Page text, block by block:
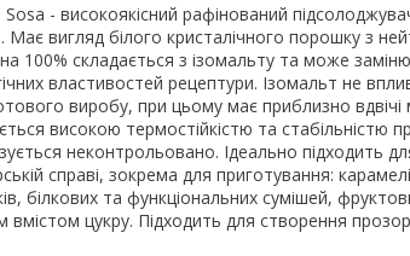
Sosa - високоякісний рафінований
Має вигляд білого кристалічного порошку з
100% складається з ізомальту та може
властивостей рецептури. Ізомальт не
виробу, при цьому має приблизно вдвічі
високою термостійкістю та стабільністю
неконтрольовано. Ідеально підходить
справі, зокрема для приготування:
білкових та функціональних сумішей,
вмістом цукру. Підходить для створення